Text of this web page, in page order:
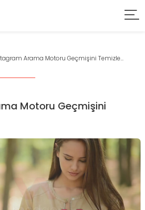
Arama Motoru Geçmişini Temizle...
Motoru Geçmişini